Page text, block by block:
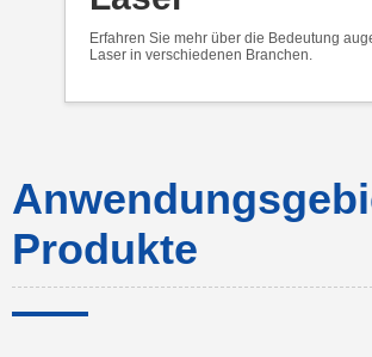
Erfahren Sie mehr über die Bedeutung
Laser in verschiedenen Branchen.
Produkte